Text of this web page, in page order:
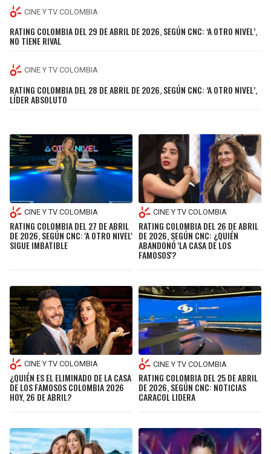
CINE Y TV COLOMBIA
RATING COLOMBIA DEL 29 DE ABRIL DE 2026, SEGÚN CNC: ‘A OTRO NIVEL’,
NO TIENE RIVAL
CINE Y TV COLOMBIA
RATING COLOMBIA DEL 28 DE ABRIL DE 2026, SEGÚN CNC: ‘A OTRO NIVEL’,
LÍDER ABSOLUTO
CINE Y TV COLOMBIA
RATING COLOMBIA DEL 27 DE ABRIL
DE 2026, SEGÚN CNC: 'A OTRO NIVEL'
SIGUE IMBATIBLE
CINE Y TV COLOMBIA
RATING COLOMBIA DEL 26 DE ABRIL
DE 2026, SEGÚN CNC: ¿QUIÉN
ABANDONÓ 'LA CASA DE LOS
FAMOSOS'?
CINE Y TV COLOMBIA
¿QUIÉN ES EL ELIMINADO DE LA CASA
DE LOS FAMOSOS COLOMBIA 2026
HOY, 26 DE ABRIL?
CINE Y TV COLOMBIA
RATING COLOMBIA DEL 25 DE ABRIL
DE 2026, SEGÚN CNC: NOTICIAS
CARACOL LIDERA